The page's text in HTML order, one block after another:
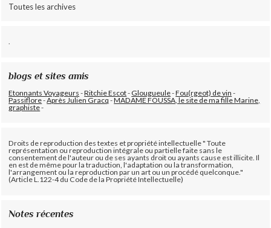
Toutes les archives
blogs et sites amis
Etonnants Voyageurs -Ritchie Escot-Glougueule-Fou(rgeot) de vin -
Passiflore-Après Julien Gracq-MADAME FOUSSA, le site de ma fille Marine,
graphiste-
Droits de reproduction des textes et propriété intellectuelle " Toute
représentation ou reproduction intégrale ou partielle faite sans le
consentement de l'auteur ou de ses ayants droit ou ayants cause est illicite. Il
en est de même pour la traduction, l'adaptation ou la transformation,
l'arrangement ou la reproduction par un art ou un procédé quelconque."
(Article L.122-4 du Code de la Propriété Intellectuelle)
Notes récentes